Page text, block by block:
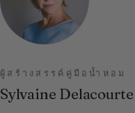
ผู้สร้างสรรค์คู่มือน้ำหอม
Sylvaine Delacourte